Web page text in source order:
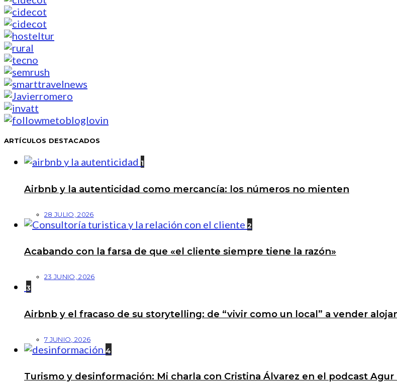
ARTÍCULOS DESTACADOS
1
Airbnb y la autenticidad como mercancía: los números no mienten
28 JULIO, 2026
2
Acabando con la farsa de que «el cliente siempre tiene la razón»
23 JUNIO, 2026
3
Airbnb y el fracaso de su storytelling: de “vivir como un local” a vender
7 JUNIO, 2026
4
Turismo y desinformación: Mi charla con Cristina Álvarez en el podcast Agur